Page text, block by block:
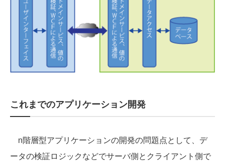
これまでのアプリケーション開発
n階層型アプリケーションの開発の問題点として、デ
ータの検証ロジックなどでサーバ側とクライアント側で